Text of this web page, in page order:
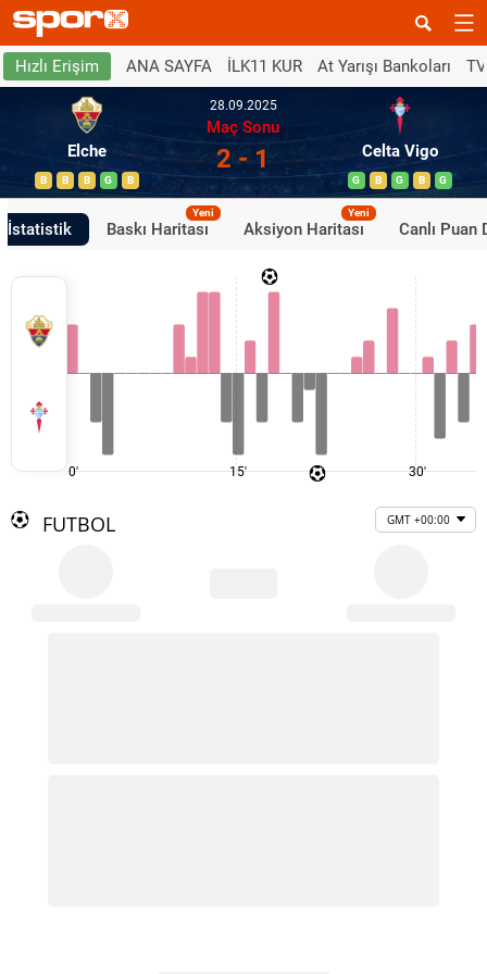
Hızlı Erişim ANA SAYFA İLK11 KUR At Yarışı Bankoları
Elche
B B B G B
28.09.2025
Maç Sonu
2 - 1 Celta Vigo
G B G B G
İstatistik Baskı Haritası
Yeni
Aksiyon Haritası
Yeni
Canlı Puan
0' 15' 30'
FUTBOL GMT +00:00